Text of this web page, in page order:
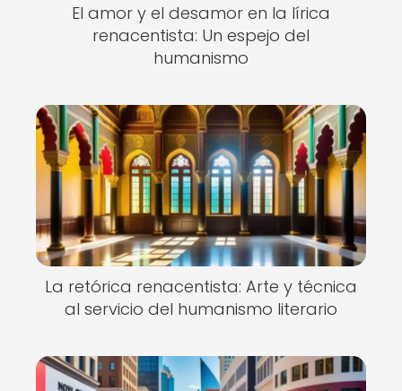
El amor y el desamor en la lírica
renacentista: Un espejo del
humanismo
La retórica renacentista: Arte y técnica
al servicio del humanismo literario